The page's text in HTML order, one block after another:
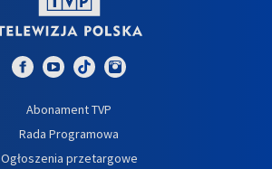
Abonament TVP
Rada Programowa
Ogłoszenia przetargowe